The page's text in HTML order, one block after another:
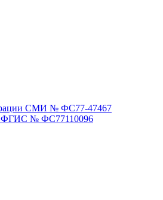
СМИ № ФС77-47467
ФГИС № ФС77110096